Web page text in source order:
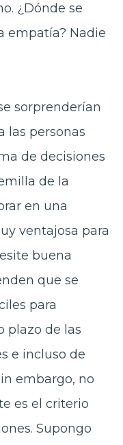
¿Dónde se
empatía? Nadie
sorprenderían
las personas
de decisiones
de la
en una
ventajosa para
buena
que se
para
plazo de las
e incluso de
embargo, no
es el criterio
Supongo